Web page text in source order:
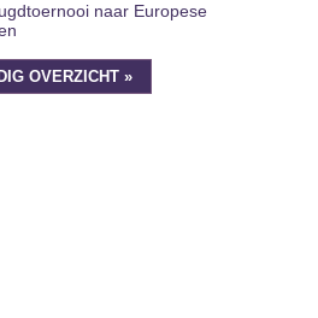
naar Europese
OVERZICHT »